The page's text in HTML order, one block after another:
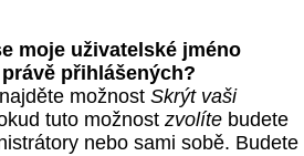
moje uživatelské jméno
přihlášených?
možnost Skrýt vaši
tuto možnost zvolíte budete
nebo sami sobě. Budete